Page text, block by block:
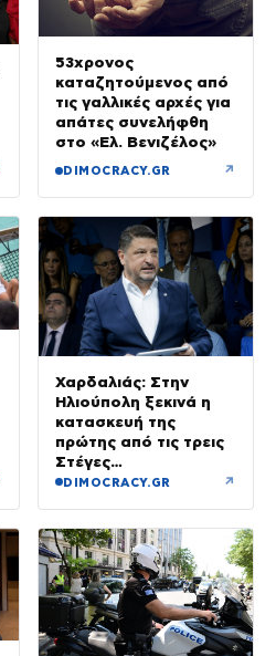
53χρονος
καταζητούμενος από
τις γαλλικές αρχές για
απάτες συνελήφθη
στο «Ελ. Βενιζέλος»
DIMOCRACY.GR ↗
Χαρδαλιάς: Στην
Ηλιούπολη ξεκινά η
κατασκευή της
πρώτης από τις τρεις
Στέγες
Υποστηριζόμενης
DIMOCRACY.GR ↗